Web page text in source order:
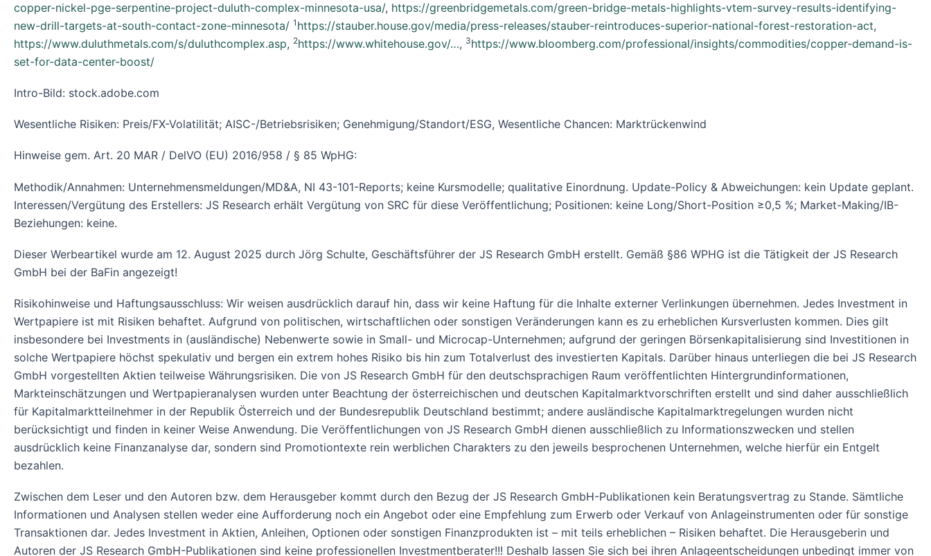
copper-nickel-pge-serpentine-project-duluth-complex-minnesota-usa/, https://greenbridgemetals.com/green-bridge-metals-highlights-vtem-survey-results-identifying-
new-drill-targets-at-south-contact-zone-minnesota/ 1 https://stauber.house.gov/media/press-releases/stauber-reintroduces-superior-national-forest-restoration-act,
https://www.duluthmetals.com/s/duluthcomplex.asp, 2https://www.whitehouse.gov/…, 3https://www.bloomberg.com/professional/insights/commodities/copper-demand-is-
set-for-data-center-boost/
Intro-Bild: stock.adobe.com
Wesentliche Risiken: Preis/FX-Volatilität; AISC-/Betriebsrisiken; Genehmigung/Standort/ESG, Wesentliche Chancen: Marktrückenwind
Hinweise gem. Art. 20 MAR / DelVO (EU) 2016/958 / § 85 WpHG:
Methodik/Annahmen: Unternehmensmeldungen/MD&A, NI 43-101-Reports; keine Kursmodelle; qualitative Einordnung. Update-Policy & Abweichungen: kein Update geplant.
Interessen/Vergütung des Erstellers: JS Research erhält Vergütung von SRC für diese Veröffentlichung; Positionen: keine Long/Short-Position ≥0,5 %; Market-Making/IB-
Beziehungen: keine.
Dieser Werbeartikel wurde am 12. August 2025 durch Jörg Schulte, Geschäftsführer der JS Research GmbH erstellt. Gemäß §86 WPHG ist die Tätigkeit der JS Research
GmbH bei der BaFin angezeigt!
Risikohinweise und Haftungsausschluss: Wir weisen ausdrücklich darauf hin, dass wir keine Haftung für die Inhalte externer Verlinkungen übernehmen. Jedes Investment in
Wertpapiere ist mit Risiken behaftet. Aufgrund von politischen, wirtschaftlichen oder sonstigen Veränderungen kann es zu erheblichen Kursverlusten kommen. Dies gilt
insbesondere bei Investments in (ausländische) Nebenwerte sowie in Small- und Microcap-Unternehmen; aufgrund der geringen Börsenkapitalisierung sind Investitionen in
solche Wertpapiere höchst spekulativ und bergen ein extrem hohes Risiko bis hin zum Totalverlust des investierten Kapitals. Darüber hinaus unterliegen die bei JS Research
GmbH vorgestellten Aktien teilweise Währungsrisiken. Die von JS Research GmbH für den deutschsprachigen Raum veröffentlichten Hintergrundinformationen,
Markteinschätzungen und Wertpapieranalysen wurden unter Beachtung der österreichischen und deutschen Kapitalmarktvorschriften erstellt und sind daher ausschließlich
für Kapitalmarktteilnehmer in der Republik Österreich und der Bundesrepublik Deutschland bestimmt; andere ausländische Kapitalmarktregelungen wurden nicht
berücksichtigt und finden in keiner Weise Anwendung. Die Veröffentlichungen von JS Research GmbH dienen ausschließlich zu Informationszwecken und stellen
ausdrücklich keine Finanzanalyse dar, sondern sind Promotiontexte rein werblichen Charakters zu den jeweils besprochenen Unternehmen, welche hierfür ein Entgelt
bezahlen.
Zwischen dem Leser und den Autoren bzw. dem Herausgeber kommt durch den Bezug der JS Research GmbH-Publikationen kein Beratungsvertrag zu Stande. Sämtliche
Informationen und Analysen stellen weder eine Aufforderung noch ein Angebot oder eine Empfehlung zum Erwerb oder Verkauf von Anlageinstrumenten oder für sonstige
Transaktionen dar. Jedes Investment in Aktien, Anleihen, Optionen oder sonstigen Finanzprodukten ist – mit teils erheblichen – Risiken behaftet. Die Herausgeberin und
Autoren der JS Research GmbH-Publikationen sind keine professionellen Investmentberater!!! Deshalb lassen Sie sich bei ihren Anlageentscheidungen unbedingt immer von